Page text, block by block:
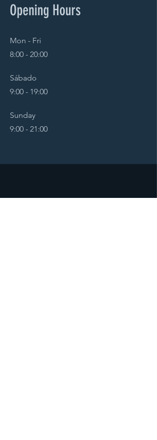
Opening Hours
Mon - Fri
8:00 - 20:00
Sábado
9:00 - 19:00
Sunday
9:00 - 21:00